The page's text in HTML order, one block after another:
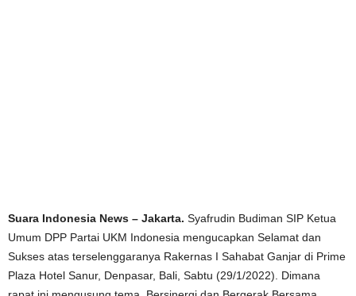
Suara Indonesia News – Jakarta. Syafrudin Budiman SIP Ketua
Umum DPP Partai UKM Indonesia mengucapkan Selamat dan
Sukses atas terselenggaranya Rakernas I Sahabat Ganjar di Prime
Plaza Hotel Sanur, Denpasar, Bali, Sabtu (29/1/2022). Dimana